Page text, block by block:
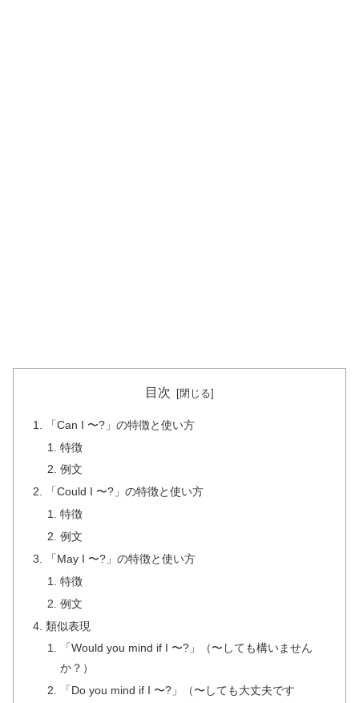
目次
「Can I 〜?」の特徴と使い方
特徴
例文
「Could I 〜?」の特徴と使い方
特徴
例文
「May I 〜?」の特徴と使い方
特徴
例文
類似表現
「Would you mind if I 〜?」（〜しても構いません
か？）
「Do you mind if I 〜?」（〜しても大丈夫です